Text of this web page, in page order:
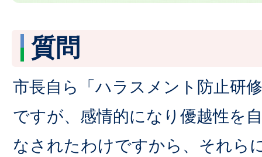
質問
市長自ら「ハラスメント防止研
ですが、感情的になり優越性を
なされたわけですから、それら